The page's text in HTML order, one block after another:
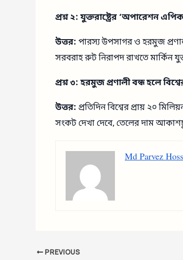
প্রশ্ন ২: যুক্তরাষ্ট্রের ‘অপারেশন
উত্তর: পারস্য উপসাগর ও হরমুজ
সরবরাহ রুট নিরাপদ রাখতে মার্কিন
প্রশ্ন ৩: হরমুজ প্রণালী বন্ধ হলে
উত্তর: প্রতিদিন বিশ্বের প্রায় ২০
সংকট দেখা দেবে, তেলের দাম
Md Parvez
PREVIOUS